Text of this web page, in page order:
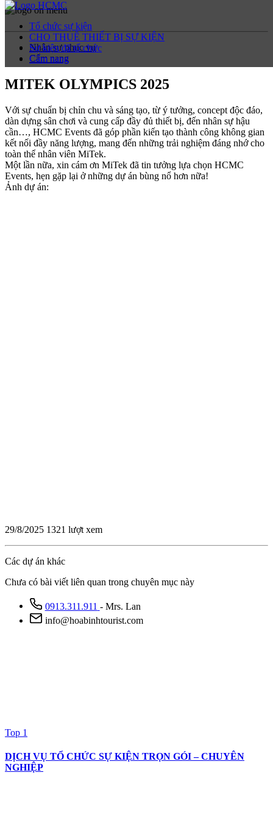
Nhân sự phục vụ
Cẩm nang
Tổ chức sự kiện
CHO THUÊ THIẾT BỊ SỰ KIỆN
Sự kiện đã tổ chức
Cẩm nang
MITEK OLYMPICS 2025
Với sự chuẩn bị chỉn chu và sáng tạo, từ ý tưởng, concept độc đáo,
dàn dựng sân chơi và cung cấp đầy đủ thiết bị, đến nhân sự hậu
cần…, HCMC Events đã góp phần kiến tạo thành công không gian
kết nối đầy năng lượng, mang đến những trải nghiệm đáng nhớ cho
toàn thể nhân viên MiTek.
Một lần nữa, xin cám ơn MiTek đã tin tưởng lựa chọn HCMC
Events, hẹn gặp lại ở những dự án bùng nổ hơn nữa!
Ảnh dự án:
29/8/2025 1321 lượt xem
Các dự án khác
Chưa có bài viết liên quan trong chuyên mục này
0913.311.911 - Mrs. Lan
info@hoabinhtourist.com
Top 1
DỊCH VỤ TỔ CHỨC SỰ KIỆN TRỌN GÓI – CHUYÊN
NGHIỆP